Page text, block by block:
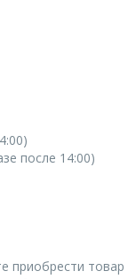
после 14:00)
приобрести